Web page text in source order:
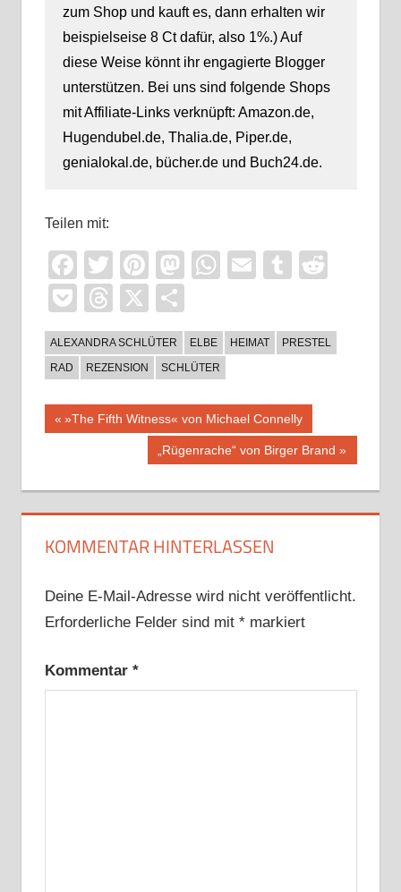
zum Shop und kauft es, dann erhalten wir
beispielseise 8 Ct dafür, also 1%.) Auf
diese Weise könnt ihr engagierte Blogger
unterstützen. Bei uns sind folgende Shops
mit Affiliate-Links verknüpft: Amazon.de,
Hugendubel.de, Thalia.de, Piper.de,
genialokal.de, bücher.de und Buch24.de.
Teilen mit:
Facebook
TwitterPinterest
Mastodon
WhatsApp
EmailTumblr
PocketThreads
X
ALEXANDRA SCHLÜTER ELBE HEIMAT
PRESTEL
RAD
REZENSION SCHLÜTER
Beitragsnavigation
Vorheriger
»The Fifth Witness« von Michael Connelly
Nächster
„Rügenrache“ von Birger Brand
KOMMENTAR HINTERLASSEN
Deine E-Mail-Adresse wird nicht veröffentlicht.
Erforderliche Felder sind mit *markiert
Kommentar *